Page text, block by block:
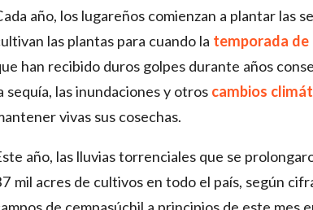
año, los lugareños comienzan a plantar las
las plantas para cuando la temporada de
han recibido duros golpes durante años
sequía, las inundaciones y otros cambios
vivas sus cosechas.
año, las lluvias torrenciales que se
mil acres de cultivos en todo el país, según